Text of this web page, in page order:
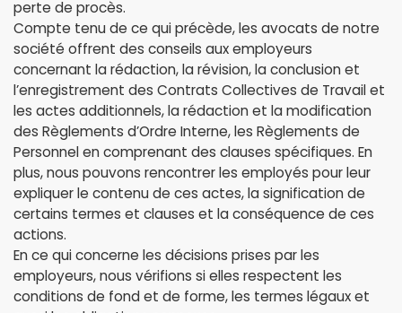
perte de procès.
Compte tenu de ce qui précède, les avocats de notre
société offrent des conseils aux employeurs
concernant la rédaction, la révision, la conclusion et
l’enregistrement des Contrats Collectives de Travail et
les actes additionnels, la rédaction et la modification
des Règlements d’Ordre Interne, les Règlements de
Personnel en comprenant des clauses spécifiques. En
plus, nous pouvons rencontrer les employés pour leur
expliquer le contenu de ces actes, la signification de
certains termes et clauses et la conséquence de ces
actions.
En ce qui concerne les décisions prises par les
employeurs, nous vérifions si elles respectent les
conditions de fond et de forme, les termes légaux et